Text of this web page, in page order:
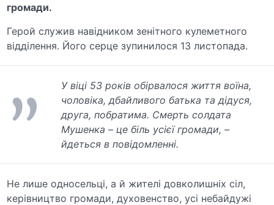
громади.
Герой служив навідником зенітного кулеметного
відділення. Його серце зупинилося 13 листопада.
У віці 53 років обірвалося життя воїна,
чоловіка, дбайливого батька та дідуся,
друга, побратима. Смерть солдата
Мушенка – це біль усієї громади, –
йдеться в повідомленні.
Не лише односельці, а й жителі довколишніх сіл,
керівництво громади, духовенство, усі небайдужі